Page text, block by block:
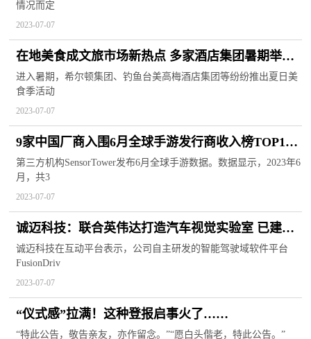
情况而定
2023-07-07
在地美食成文旅市场新热点 多家酒店集团暑期举办
“主厨季”活动
进入暑期，希尔顿集团、钓鱼台美高梅酒店集团等纷纷推出夏日美
食季活动
2023-07-07
9家中国厂商入围6月全球手游发行商收入榜TOP100
合计收入18.9亿美元
第三方机构SensorTower发布6月全球手游数据。数据显示，2023年6
月，共3
2023-07-07
诚迈科技：联合英伟达打造汽车视觉实验室 已建立
1000+项的汽车视觉标准化场景
诚迈科技在互动平台表示，公司自主研发的智能驾驶域软件平台
FusionDriv
2023-07-07
“仪式感”拉满！这种登报启事火了……
“特此公告，敬告亲友，亦作留念。”“愿白头偕老，特此公告。”